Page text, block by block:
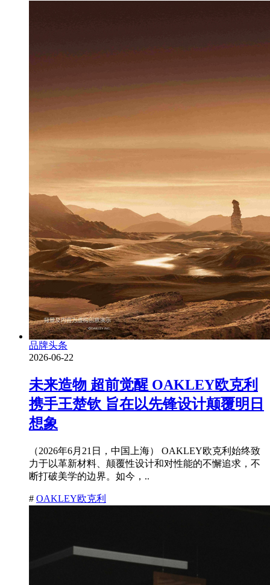
品牌头条
2026-06-22
未来造物 超前觉醒 OAKLEY欧克利
携手王楚钦 旨在以先锋设计颠覆明日
想象
（2026年6月21日，中国上海） OAKLEY欧克利始终致
力于以革新材料、颠覆性设计和对性能的不懈追求，不
断打破美学的边界。如今，..
# OAKLEY欧克利